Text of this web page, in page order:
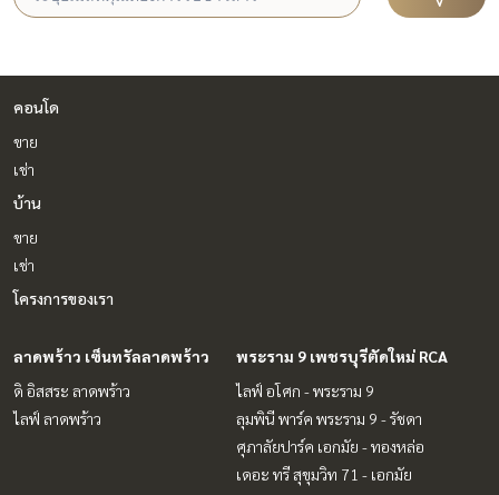
คอนโด
ขาย
เช่า
บ้าน
ขาย
เช่า
โครงการของเรา
ลาดพร้าว เซ็นทรัลลาดพร้าว
ดิ อิสสระ ลาดพร้าว
ไลฟ์ ลาดพร้าว
พระราม 9 เพชรบุรีตัดใหม่ RCA
ไลฟ์ อโศก - พระราม 9
ลุมพินี พาร์ค พระราม 9 - รัชดา
ศุภาลัยปาร์ค เอกมัย - ทองหล่อ
เดอะ ทรี สุขุมวิท 71 - เอกมัย